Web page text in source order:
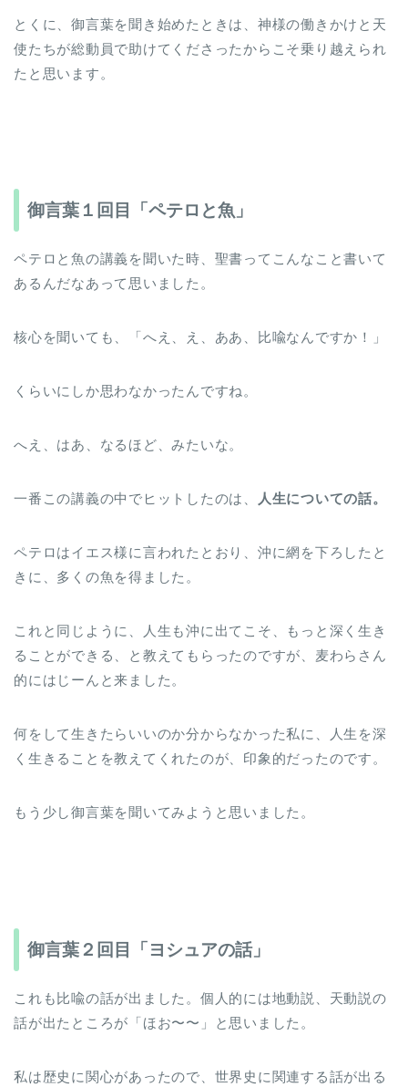
とくに、御言葉を聞き始めたときは、神様の働きかけと天
使たちが総動員で助けてくださったからこそ乗り越えられ
たと思います。
御言葉１回目「ペテロと魚」
ペテロと魚の講義を聞いた時、聖書ってこんなこと書いて
あるんだなあって思いました。
核心を聞いても、「へえ、え、ああ、比喩なんですか！」
くらいにしか思わなかったんですね。
へえ、はあ、なるほど、みたいな。
一番この講義の中でヒットしたのは、 人生についての話。
ペテロはイエス様に言われたとおり、沖に網を下ろしたと
きに、多くの魚を得ました。
これと同じように、人生も沖に出てこそ、もっと深く生き
ることができる、と教えてもらったのですが、麦わらさん
的にはじーんと来ました。
何をして生きたらいいのか分からなかった私に、人生を深
く生きることを教えてくれたのが、印象的だったのです。
もう少し御言葉を聞いてみようと思いました。
御言葉２回目「ヨシュアの話」
これも比喩の話が出ました。個人的には地動説、天動説の
話が出たところが「ほお〜〜」と思いました。
私は歴史に関心があったので、世界史に関連する話が出る